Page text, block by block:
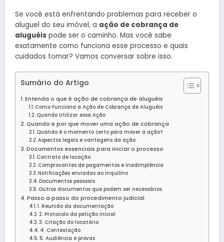
Se você está enfrentando problemas para receber o
aluguel do seu imóvel, a ação de cobrança de
aluguéis pode ser o caminho. Mas você sabe
exatamente como funciona esse processo e quais
cuidados tomar? Vamos conversar sobre isso.
Sumário do Artigo
Entenda o que é ação de cobrança de aluguéis
Como Funciona a Ação de Cobrança de Aluguéis
Quando Utilizar essa Ação
Quando e por que mover uma ação de cobrança
Quando é o momento certo para mover a ação?
Aspectos legais e vantagens da ação
Documentos essenciais para iniciar o processo
Contrato de locação
Comprovantes de pagamentos e inadimplência
Notificações enviadas ao inquilino
Documentos pessoais
Outros documentos que podem ser necessários
Passo a passo do procedimento judicial
1. Reunião da documentação
2. Protocolo da petição inicial
3. Citação do locatário
4. Contestação
5. Audiência e provas